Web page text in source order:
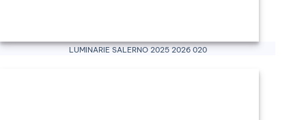
Luminarie Salerno 2025 2026 020